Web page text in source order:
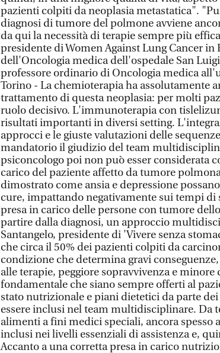
pazienti colpiti da neoplasia metastatica".
diagnosi di tumore del polmone avviene
da qui la necessità di terapie sempre più
presidente di Women Against Lung Cancer
dell'Oncologia medica dell'ospedale San
professore ordinario di Oncologia medica
Torino - La chemioterapia ha assolutamente
trattamento di questa neoplasia: per molti
ruolo decisivo. L'immunoterapia con
risultati importanti in diversi setting.
approcci e le giuste valutazioni delle
mandatorio il giudizio del team
psiconcologo poi non può esser considerata
carico del paziente affetto da tumore
dimostrato come ansia e depressione
cure, impattando negativamente sui tempi di
presa in carico delle persone con tumore
partire dalla diagnosi, un approccio
Santangelo, presidente di 'Vivere senza
che circa il 50% dei pazienti colpiti da
condizione che determina gravi
alle terapie, peggiore sopravvivenza e minore
fondamentale che siano sempre offerti al
stato nutrizionale e piani dietetici da parte
essere inclusi nel team multidisciplinare. Da
alimenti a fini medici speciali, ancora spesso
inclusi nei livelli essenziali di assistenza e,
Accanto a una corretta presa in carico